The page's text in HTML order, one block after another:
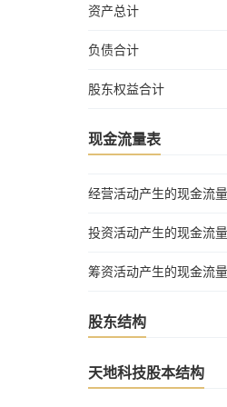
资产总计
负债合计
股东权益合计
现金流量表
经营活动产生的现金流
投资活动产生的现金流
筹资活动产生的现金流
股东结构
天地科技股本结构